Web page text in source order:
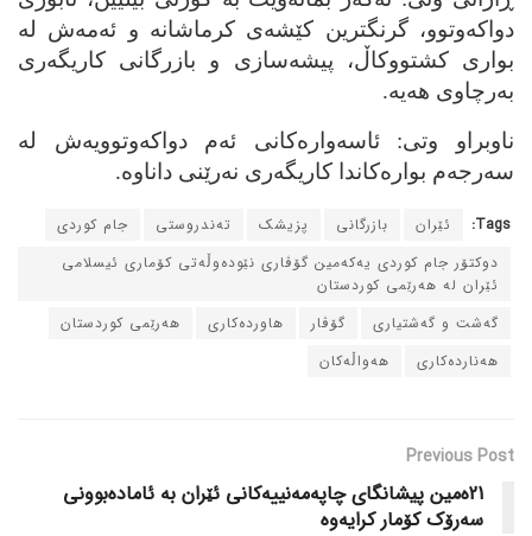
دواکه‌وتوو، گرنگترین کێشه‌ی کرماشانه‌ و ئه‌مه‌ش له‌
بواری کشتووکاڵ، پیشه‌سازی و بازرگانی کاریگه‌ری
به‌رچاوی هه‌یه‌.
ناوبراو وتی: ئاسه‌واره‌کانی ئه‌م دواکه‌وتوویه‌ش له‌
سه‌رجه‌م بواره‌کاندا کاریگه‌ری نه‌رێنی داناوه‌.
Tags: ئێران بازرگانی پزیشک ته‌ندروستی
جام کوردی
دوکتۆر جام کوردی یه‌که‌مین گۆڤاری نێوده‌وڵه‌تی کۆماری ئیسلامی
ئێران له‌ هه‌رێمی کوردستان
گه‌شت و گه‌شتیاری
گۆڤار هاورده‌کاری
هه‌رێمی کوردستان
هه‌نارده‌کاری
هه‌واڵه‌کان
Previous Post
21ه‌مین پیشانگای چاپه‌مه‌نییه‌کانی ئێران به‌ ئاماده‌بوونی
سه‌رۆک کۆمار کرایه‌وه‌